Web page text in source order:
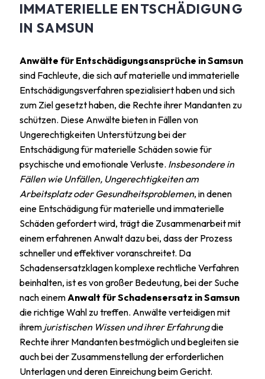
IMMATERIELLE ENTSCHÄDIGUNG
IN SAMSUN
Anwälte für Entschädigungsansprüche in Samsun
sind Fachleute, die sich auf materielle und immaterielle
Entschädigungsverfahren spezialisiert haben und sich
zum Ziel gesetzt haben, die Rechte ihrer Mandanten zu
schützen. Diese Anwälte bieten in Fällen von
Ungerechtigkeiten Unterstützung bei der
Entschädigung für materielle Schäden sowie für
psychische und emotionale Verluste. Insbesondere in
Fällen wie Unfällen, Ungerechtigkeiten am
Arbeitsplatz oder Gesundheitsproblemen, in denen
eine Entschädigung für materielle und immaterielle
Schäden gefordert wird, trägt die Zusammenarbeit mit
einem erfahrenen Anwalt dazu bei, dass der Prozess
schneller und effektiver voranschreitet. Da
Schadensersatzklagen komplexe rechtliche Verfahren
beinhalten, ist es von großer Bedeutung, bei der Suche
nach einem Anwalt für Schadensersatz in Samsun
die richtige Wahl zu treffen. Anwälte verteidigen mit
ihrem juristischen Wissen und ihrer Erfahrungdie
Rechte ihrer Mandanten bestmöglich und begleiten sie
auch bei der Zusammenstellung der erforderlichen
Unterlagen und deren Einreichung beim Gericht.